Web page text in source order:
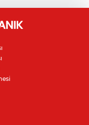
kurucu il yönetimi
sigara zammı
Özalper